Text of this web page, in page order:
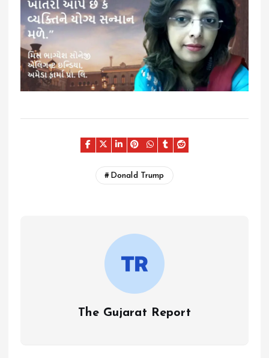
Donald Trump
The Gujarat Report